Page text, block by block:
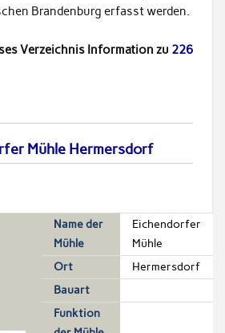
Brandenburg erfasst werden.
Verzeichnis Information zu 226
Mühle Hermersdorf
Name der
Mühle
Eichendorfer
Mühle
Ort
Hermersdorf
Bauart
Funktion